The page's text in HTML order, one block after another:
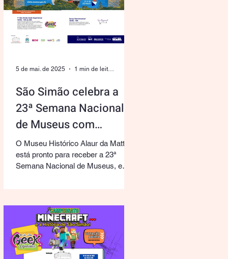
São Simão celebra a
23ª Semana Nacional
de Museus com
inovação e cultura pop
O Museu Histórico Alaur da Matta
está pronto para receber a 23ª
Semana Nacional de Museus, e
5 de mai. de 2025 1 min de leitura